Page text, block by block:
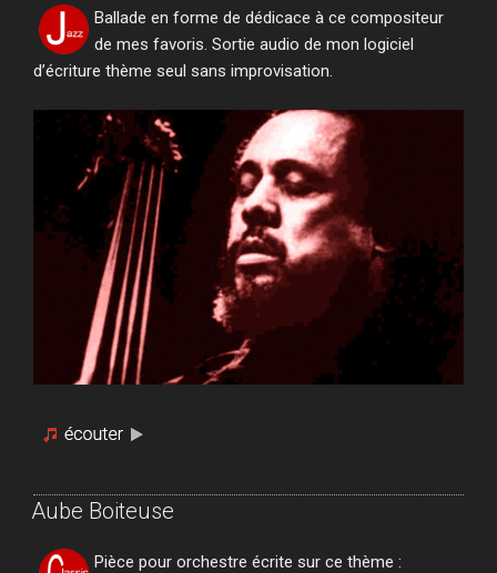
Ballade en forme de dédicace à ce compositeur
de mes favoris. Sortie audio de mon logiciel
d’écriture thème seul sans improvisation.
Aube Boiteuse
Pièce pour orchestre écrite sur ce thème :